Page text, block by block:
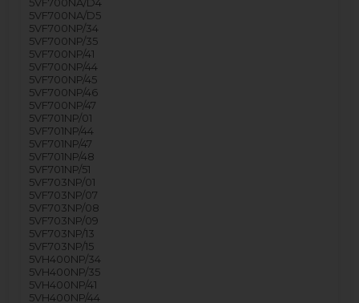
5VF700NA/D5
5VF700NP/34
5VF700NP/35
5VF700NP/41
5VF700NP/44
5VF700NP/45
5VF700NP/46
5VF700NP/47
5VF701NP/01
5VF701NP/44
5VF701NP/47
5VF701NP/48
5VF701NP/51
5VF703NP/01
5VF703NP/07
5VF703NP/08
5VF703NP/09
5VF703NP/13
5VF703NP/15
5VH400NP/34
5VH400NP/35
5VH400NP/41
5VH400NP/44